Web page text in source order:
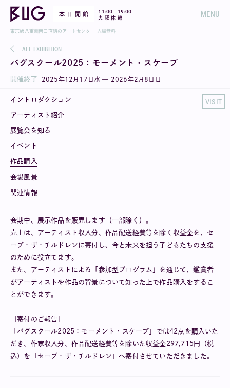
本 日 開 館 11:00 - 19:00
火 曜 休 館
MENU
東京駅八重洲南口直結のアートセンター 入場無料
ALL EXHIBITION
バグスクール2025：モーメント・スケープ
開催終了 2025年12 月 17 日水— 2026年2 月 8 日 日
イントロダクション
アーティスト紹介
展覧会を知る
イベント
作品購入
会場風景
関連情報
VISIT
会期中、展示作品を販売します（一部除く）。
売上は、アーティスト収入分、作品配送経費等を除く収益金を、セ
ーブ・ザ・チルドレンに寄付し、今と未来を担う子どもたちの支援
のために役立てます。
また、アーティストによる「参加型プログラム」を通じて、鑑賞者
がアーティストや作品の背景について知った上で作品購入をするこ
とができます。
［寄付のご報告］
「バグスクール2025：モーメント・スケープ」では42点を購入いた
だき、作家収入分、作品配送経費等を除いた収益金297,715円（税
込）を「セーブ・ザ・チルドレン」へ寄付させていただきました。